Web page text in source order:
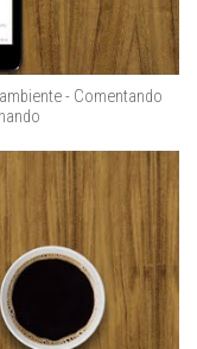
- Comentando